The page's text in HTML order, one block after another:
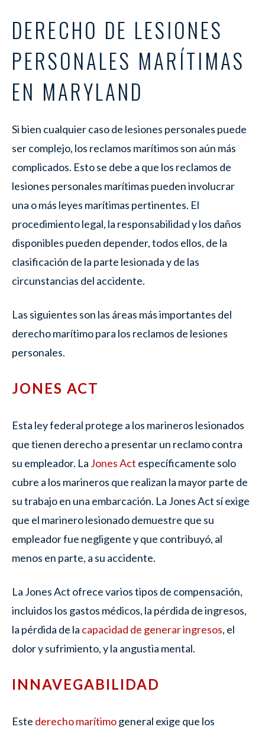
DERECHO DE LESIONES
PERSONALES MARÍTIMAS
EN MARYLAND
Si bien cualquier caso de lesiones personales puede
ser complejo, los reclamos marítimos son aún más
complicados. Esto se debe a que los reclamos de
lesiones personales marítimas pueden involucrar
una o más leyes marítimas pertinentes. El
procedimiento legal, la responsabilidad y los daños
disponibles pueden depender, todos ellos, de la
clasificación de la parte lesionada y de las
circunstancias del accidente.
Las siguientes son las áreas más importantes del
derecho marítimo para los reclamos de lesiones
personales.
JONES ACT
Esta ley federal protege a los marineros lesionados
que tienen derecho a presentar un reclamo contra
su empleador. La Jones Act específicamente solo
cubre a los marineros que realizan la mayor parte de
su trabajo en una embarcación. La Jones Act sí exige
que el marinero lesionado demuestre que su
empleador fue negligente y que contribuyó, al
menos en parte, a su accidente.
La Jones Act ofrece varios tipos de compensación,
incluidos los gastos médicos, la pérdida de ingresos,
la pérdida de la capacidad de generar ingresos, el
dolor y sufrimiento, y la angustia mental.
INNAVEGABILIDAD
Este derecho marítimogeneral exige que los